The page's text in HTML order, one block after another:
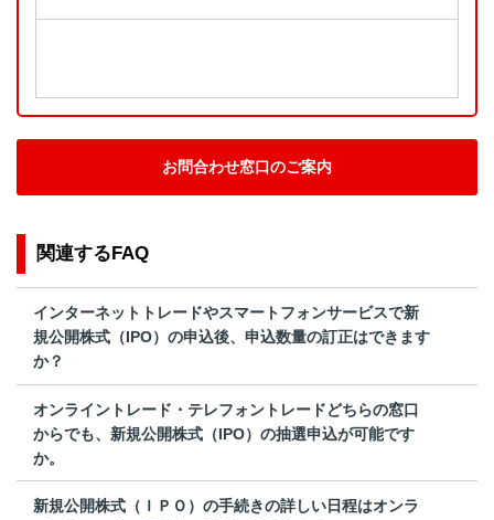
お問合わせ窓口のご案内
関連するFAQ
インターネットトレードやスマートフォンサービスで新
規公開株式（IPO）の申込後、申込数量の訂正はできます
か？
オンライントレード・テレフォントレードどちらの窓口
からでも、新規公開株式（IPO）の抽選申込が可能です
か。
新規公開株式（ＩＰＯ）の手続きの詳しい日程はオンラ